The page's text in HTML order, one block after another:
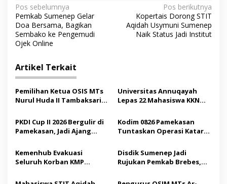
N
a
v
i
g
a
s
i
p
o
s
Pos sebelumnya
Pemkab Sumenep Gelar
Doa Bersama, Bagikan
Sembako ke Pengemudi
Ojek Online
Pos berikutnya
Kopertais Dorong STIT
Aqidah Usymuni Sumenep
Naik Status Jadi Institut
Artikel Terkait
Pemilihan Ketua OSIS MTs
Nurul Huda II Tambaksari
Demokrasi bagi Siswa
Universitas Annuqayah
Lepas 22 Mahasiswa KKN
Saudi
PKDI Cup II 2026 Bergulir di
Pamekasan, Jadi Ajang
Madura
Kodim 0826 Pamekasan
Tuntaskan Operasi Katarak
Tindakan Medis
Kemenhub Evakuasi
Seluruh Korban KMP
Operator Diaudit
Disdik Sumenep Jadi
Rujukan Pemkab Brebes,
Pendidikan Berbasis